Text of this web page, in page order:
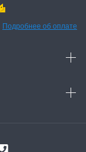
Подробнее об оплате